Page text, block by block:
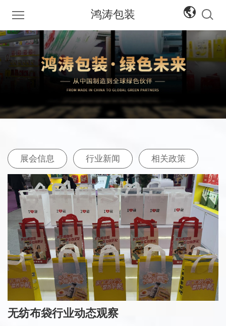
鸿涛包装
English
展会信息 行业新闻 相关政策
无纺布袋行业动态观察